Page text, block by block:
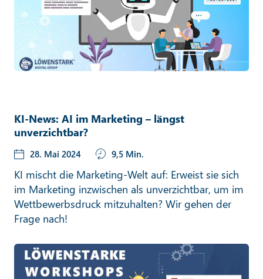
KI-News: AI im Marketing – längst
unverzichtbar?
28. Mai 2024 9,5 Min.
KI mischt die Marketing-Welt auf: Erweist sie sich
im Marketing inzwischen als unverzichtbar, um im
Wettbewerbsdruck mitzuhalten? Wir gehen der
Frage nach!